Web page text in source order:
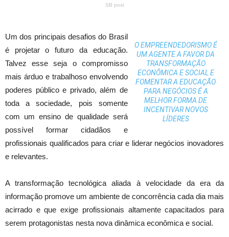
SB post
O EMPREENDEDORISMO É
UM AGENTE A FAVOR DA
TRANSFORMAÇÃO
ECONÔMICA E SOCIAL E
FOMENTAR A EDUCAÇÃO
PARA NEGÓCIOS É A
MELHOR FORMA DE
INCENTIVAR NOVOS
LÍDERES
Um dos principais desafios do Brasil
é projetar o futuro da educação.
Talvez esse seja o compromisso
mais árduo e trabalhoso envolvendo
poderes público e privado, além de
toda a sociedade, pois somente
com um ensino de qualidade será
possível formar cidadãos e
profissionais qualificados para criar e liderar negócios inovadores
e relevantes.
A transformação tecnológica aliada à velocidade da era da
informação promove um ambiente de concorrência cada dia mais
acirrado e que exige profissionais altamente capacitados para
serem protagonistas nesta nova dinâmica econômica e social.